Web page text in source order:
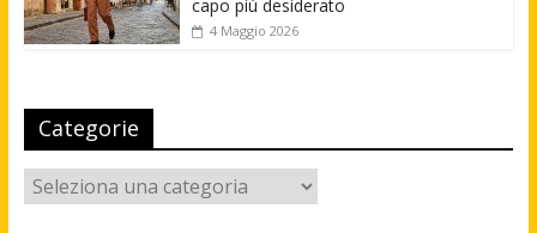
capo più desiderato
4 Maggio 2026
Categorie
Categorie